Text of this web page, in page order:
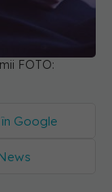
FOTO:
Google